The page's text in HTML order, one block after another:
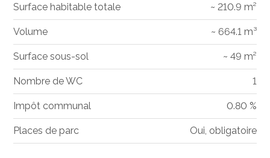
Surface habitable totale ~ 210.9 m²
Volume ~ 664.1 m³
Surface sous-sol ~ 49 m²
Nombre de WC 1
Impôt communal 0.80 %
Places de parc Oui, obligatoire